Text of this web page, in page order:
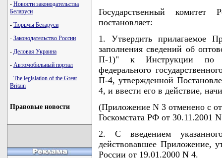
- Новости законодательства
Беларуси
- Тюрьмы Беларуси
- Законодательство России
- Деловая Украина
- Автомобильный портал
- The legislation of the Great
Britain
Правовые новости
Государственный комитет
постановляет:
1. Утвердить прилагаемое
заполнения сведений об
П-1)" к Инструкции по
федерального
П-4, утвержденной
4, и ввести его в действие,
(Приложение N 3 отменено с
Госкомстата РФ от 30.11.2001
2. С введением
действовавшее Приложение,
России от 19.01.2000 N 4.